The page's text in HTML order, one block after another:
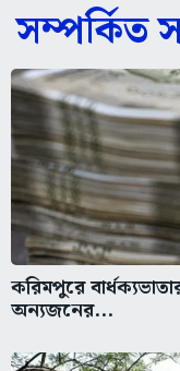
সম্পর্কিত
করিমপুরে
অন্যজনের...